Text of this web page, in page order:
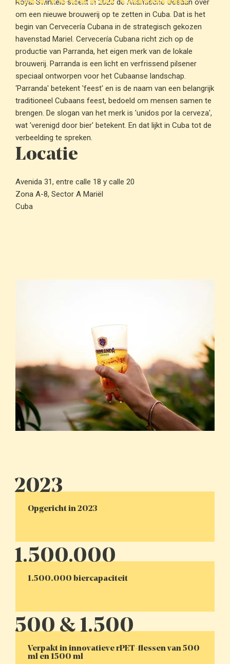
Royal Swinkels steekt in 2023 de Atlantische Oceaan over
om een nieuwe brouwerij op te zetten in Cuba. Dat is het
begin van Cervecería Cubana in de strategisch gekozen
havenstad Mariel. Cervecería Cubana richt zich op de
productie van Parranda, het eigen merk van de lokale
brouwerij. Parranda is een licht en verfrissend pilsener
speciaal ontworpen voor het Cubaanse landschap.
‘Parranda' betekent 'feest' en is de naam van een belangrijk
traditioneel Cubaans feest, bedoeld om mensen samen te
brengen. De slogan van het merk is 'unidos por la cerveza',
wat 'verenigd door bier' betekent. En dat lijkt in Cuba tot de
verbeelding te spreken.
Locatie
Avenida 31, entre calle 18 y calle 20
Zona A-8, Sector A Mariël
Cuba
Opgericht in 2023
1.500.000 biercapaciteit
Verpakt in innovatieve rPET-flessen van 500
ml en 1500 ml